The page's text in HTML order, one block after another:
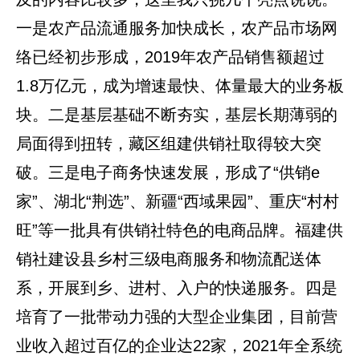
一是农产品流通服务加快成长，农产品市场网
络已经初步形成，2019年农产品销售额超过
1.8万亿元，成为增速最快、体量最大的业务板
块。二是基层基础不断夯实，基层长期薄弱的
局面得到扭转，藏区组建供销社取得较大突
破。三是电子商务快速发展，形成了“供销e
家”、湖北“荆选”、新疆“西域果园”、重庆“村村
旺”等一批具有供销社特色的电商品牌。福建供
销社建设县乡村三级电商服务和物流配送体
系，开展到乡、进村、入户的快递服务。四是
培育了一批带动力强的大型企业集团，目前营
业收入超过百亿的企业达22家，2021年全系统